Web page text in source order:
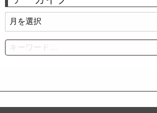
ー
カ
イ
Search